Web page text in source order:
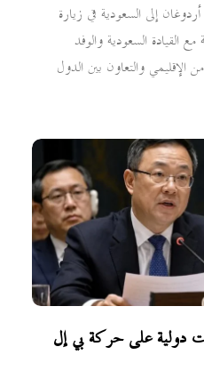
إلى السعودية في زيارة
القيادة السعودية والوفد
الإقليمي والتعاون بين الدول
دولية على حركة بي إل